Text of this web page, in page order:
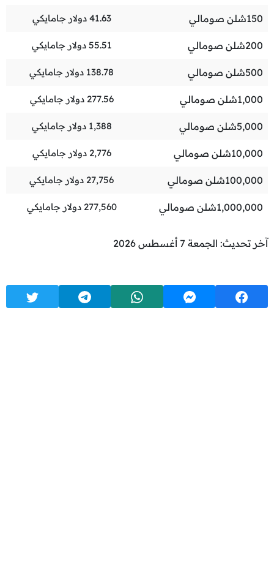
150شلن صومالي 41.63 دولار جامايكي
200شلن صومالي 55.51 دولار جامايكي
500شلن صومالي 138.78 دولار جامايكي
1,000شلن صومالي 277.56 دولار جامايكي
5,000شلن صومالي 1,388 دولار جامايكي
10,000شلن صومالي 2,776 دولار جامايكي
100,000شلن صومالي 27,756 دولار جامايكي
1,000,000شلن صومالي 277,560 دولار جامايكي
آخر تحديث: الجمعة 7 أغسطس 2026